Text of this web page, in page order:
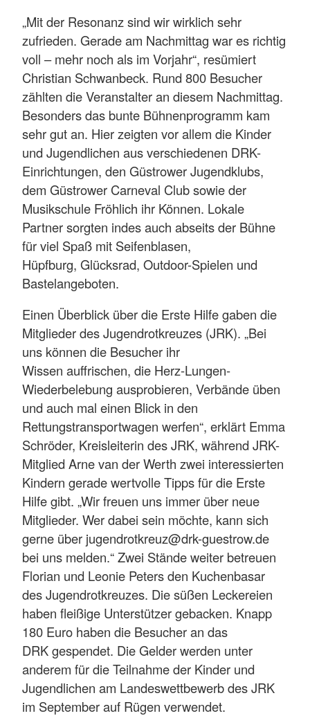
„Mit der Resonanz sind wir wirklich sehr
zufrieden. Gerade am Nachmittag war es richtig
voll – mehr noch als im Vorjahr“, resümiert
Christian Schwanbeck. Rund 800 Besucher
zählten die Veranstalter an diesem Nachmittag.
Besonders das bunte Bühnenprogramm kam
sehr gut an. Hier zeigten vor allem die Kinder
und Jugendlichen aus verschiedenen DRK-
Einrichtungen, den Güstrower Jugendklubs,
dem Güstrower Carneval Club sowie der
Musikschule Fröhlich ihr Können. Lokale
Partner sorgten indes auch abseits der Bühne
für viel Spaß mit Seifenblasen,
Hüpfburg, Glücksrad, Outdoor-Spielen und
Bastelangeboten.
Einen Überblick über die Erste Hilfe gaben die
Mitglieder des Jugendrotkreuzes (JRK). „Bei
uns können die Besucher ihr
Wissen auffrischen, die Herz-Lungen-
Wiederbelebung ausprobieren, Verbände üben
und auch mal einen Blick in den
Rettungstransportwagen werfen“, erklärt Emma
Schröder, Kreisleiterin des JRK, während JRK-
Mitglied Arne van der Werth zwei interessierten
Kindern gerade wertvolle Tipps für die Erste
Hilfe gibt. „Wir freuen uns immer über neue
Mitglieder. Wer dabei sein möchte, kann sich
gerne über jugendrotkreuz@drk-guestrow.de
bei uns melden.“ Zwei Stände weiter betreuen
Florian und Leonie Peters den Kuchenbasar
des Jugendrotkreuzes. Die süßen Leckereien
haben fleißige Unterstützer gebacken. Knapp
180 Euro haben die Besucher an das
DRK gespendet. Die Gelder werden unter
anderem für die Teilnahme der Kinder und
Jugendlichen am Landeswettbewerb des JRK
im September auf Rügen verwendet.